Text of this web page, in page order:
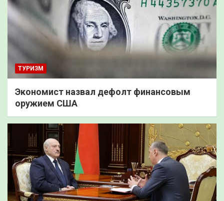
ТУРИЗМ
Экономист назвал дефолт финансовым
оружием США